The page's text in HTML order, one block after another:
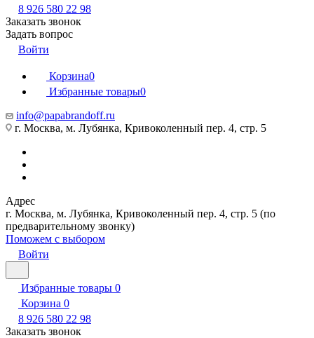
8 926 580 22 98
Заказать звонок
Задать вопрос
Войти
Корзина0
Избранные товары0
info@papabrandoff.ru
г. Москва, м. Лубянка, Кривоколенный пер. 4, стр. 5
Адрес
г. Москва, м. Лубянка, Кривоколенный пер. 4, стр. 5 (по
предварительному звонку)
Поможем с выбором
Войти
Избранные товары 0
Корзина 0
8 926 580 22 98
Заказать звонок